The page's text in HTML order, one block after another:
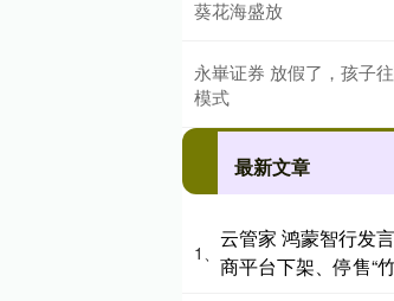
葵花海盛放
永崋证券 放假了，孩子
模式
最新文章
1、
云管家 鸿蒙智行发
商平台下架、停售“